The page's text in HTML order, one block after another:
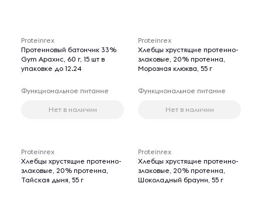
Proteinrex
Протеиновый батончик 33%
Gym Арахис, 60 г, 15 шт в
упаковке до 12.24
Функциональное питание
Нет в наличии
Proteinrex
Хлебцы хрустящие протеино-
злаковые, 20% протеина,
Морозная клюква, 55 г
Функциональное питание
Нет в наличии
Proteinrex
Хлебцы хрустящие протеино-
злаковые, 20% протеина,
Тайская дыня, 55 г
Proteinrex
Хлебцы хрустящие протеино-
злаковые, 20% протеина,
Шоколадный брауни, 55 г